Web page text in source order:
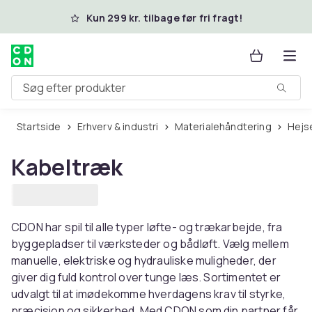
Spring til hovedindhold
Kun 299 kr. tilbage før fri fragt!
Søg efter produkter
Startside Erhverv & industri Materialehåndtering
Kabeltræk
CDON har spil til alle typer løfte- og trækarbejde, fra
byggepladser til værksteder og bådløft. Vælg mellem
manuelle, elektriske og hydrauliske muligheder, der
giver dig fuld kontrol over tunge læs. Sortimentet er
udvalgt til at imødekomme hverdagens krav til styrke,